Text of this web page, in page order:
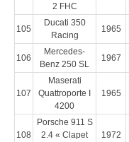
2 FHC
105
Ducati 350
Racing
1965
106
Mercedes-
Benz 250 SL
1967
107
Maserati
Quattroporte I
4200
1965
108
Porsche 911 S
2.4 « Clapet
1972